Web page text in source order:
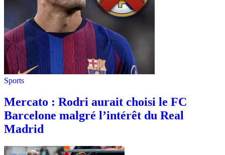
Sports
Mercato : Rodri aurait choisi le FC
Barcelone malgré l’intérêt du Real
Madrid